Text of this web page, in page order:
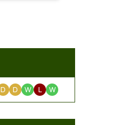
D D W L W